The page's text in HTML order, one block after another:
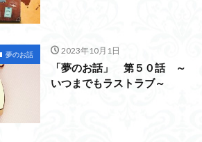
夢のお話 2023年10月1日
「夢のお話」 第５０話 ～
いつまでもラストラブ～